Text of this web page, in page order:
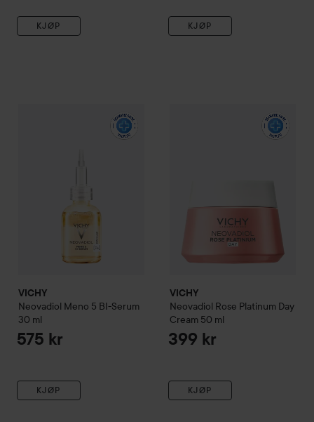
KJØP KJØP
VICHY
Neovadiol Meno 5 BI-Serum
30 ml
575 kr
KJØP
Meno 5 BI-Serum
VICHY
Neovadiol Rose Platinum Day
Cream 50 ml
399 kr
KJØP
Rose